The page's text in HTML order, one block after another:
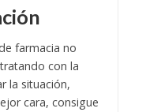
farmacia no
con la
la situación,
cara, consigue